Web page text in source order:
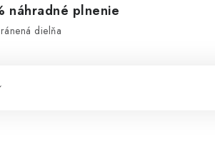
náhradné plnenie
dielňa